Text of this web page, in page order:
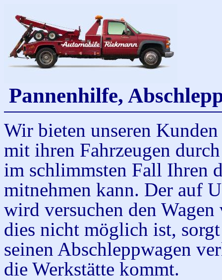
Pannenhilfe,
Wir bieten unseren
mit ihren Fahrzeugen
im schlimmsten Fall Ihren
mitnehmen kann. Der auf
wird versuchen den
dies nicht möglich ist,
seinen Abschleppwagen
die Werkstätte kommt.